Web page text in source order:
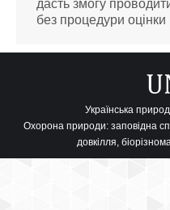
дасть змогу
без процедури
Українська
Охорона природи: заповідна
довкілля,